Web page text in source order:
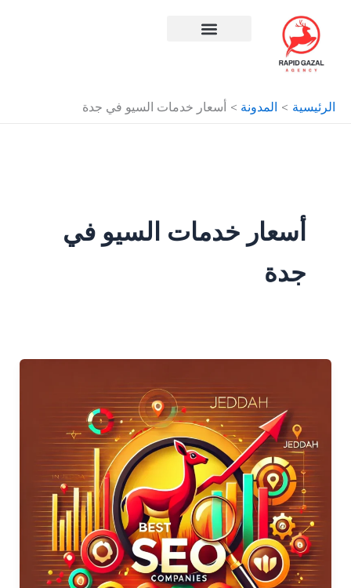
الرئيسية المدونة أسعار خدمات السيو في جدة
أسعار خدمات السيو في
جدة